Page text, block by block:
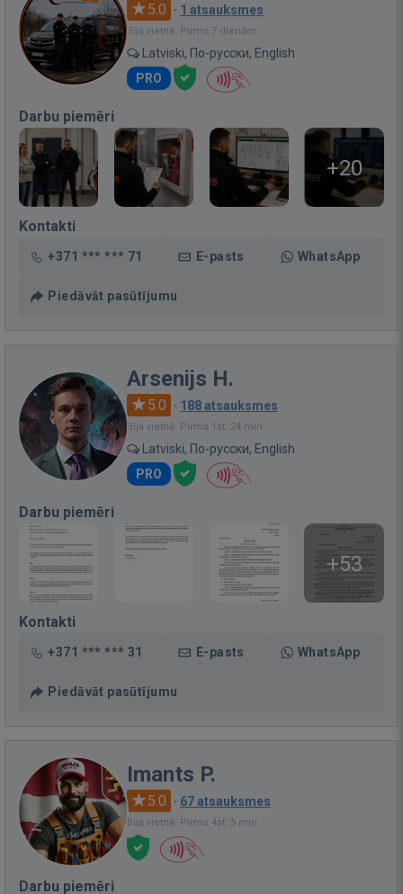
5.0 · 1 atsauksmes
Bija vietnē: Pirms 7 dienām
Latviski, По-русски, English
PRO
Darbu piemēri
+20
Kontakti
+371 *** *** 71 E-pasts WhatsApp
Piedāvāt pasūtījumu
Arsenijs H.
5.0 · 188 atsauksmes
Bija vietnē: Pirms 1st. 24 min.
Latviski, По-русски, English
PRO
Darbu piemēri
+53
Kontakti
+371 *** *** 31 E-pasts WhatsApp
Piedāvāt pasūtījumu
Imants P.
5.0 · 67 atsauksmes
Bija vietnē: Pirms 4st. 5 min.
Darbu piemēri